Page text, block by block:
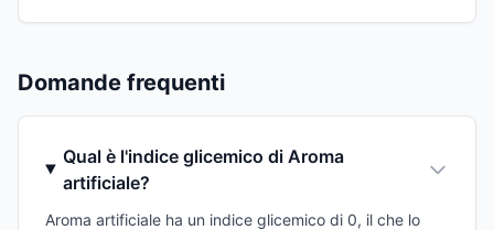
Domande frequenti
Qual è l'indice glicemico di Aroma
artificiale?
Aroma artificiale ha un indice glicemico di 0, il che lo